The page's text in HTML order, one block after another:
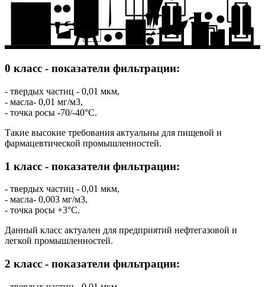
13
12
11
0 класс - показатели фильтрации:
- твердых частиц - 0,01 мкм,
- масла- 0,01 мг/м3,
- точка росы -70/-40°C.
Такие высокие требования актуальны для пищевой и
фармацевтической промышленностей.
1 класс - показатели фильтрации:
- твердых частиц - 0,01 мкм,
- масла- 0,003 мг/м3,
- точка росы +3°C.
Данный класс актуален для предприятий нефтегазовой и
легкой промышленностей.
2 класс - показатели фильтрации: